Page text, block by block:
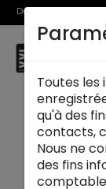
Du 1er au 31 août,
Toutes
qu'à des
contacts,
Nous ne
des fins